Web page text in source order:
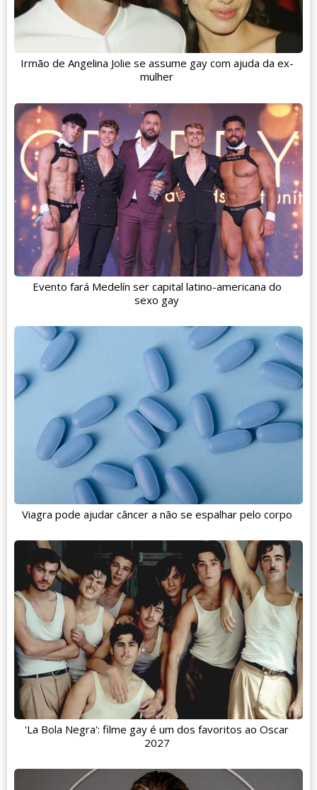
Irmão de Angelina Jolie se assume gay com ajuda da ex-
mulher
Evento fará Medelín ser capital latino-americana do
sexo gay
Viagra pode ajudar câncer a não se espalhar pelo corpo
'La Bola Negra': filme gay é um dos favoritos ao Oscar
2027